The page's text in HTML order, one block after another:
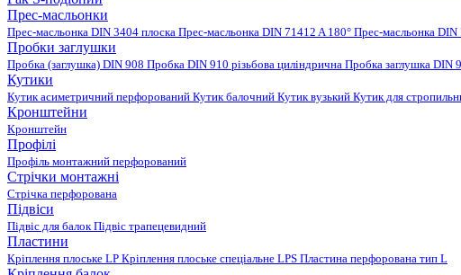
Прес-масльонки
Прес-масльонка DIN 3404 плоска Прес-масльонка DIN 71412 A 180° Прес-масльонка
Пробки заглушки
Пробка (заглушка) DIN 908 Пробка DIN 910 різьбова циліндрична Пробка заглушка DIN
Кутики
Кутик асиметричний перфорований Кутик балочний Кутик вузький Кутик для
Кронштейни
Кронштейн
Профілі
Профіль монтажний перфорований
Стрічки монтажні
Стрічка перфорована
Підвіси
Підвіс для балокПідвіс трапецевидний
Пластини
Кріплення плоське LP Кріплення плоське спеціальне LPS Пластина перфорована тип L